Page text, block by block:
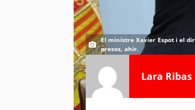
El ministre Xavier Espot i el
presos, ahir.
Lara Ribas